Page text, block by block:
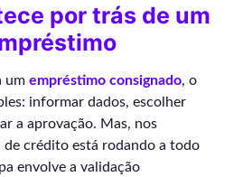
por trás de um
um empréstimo consignado, o
informar dados, escolher
a aprovação. Mas, nos
de crédito está rodando a todo
envolve a validação